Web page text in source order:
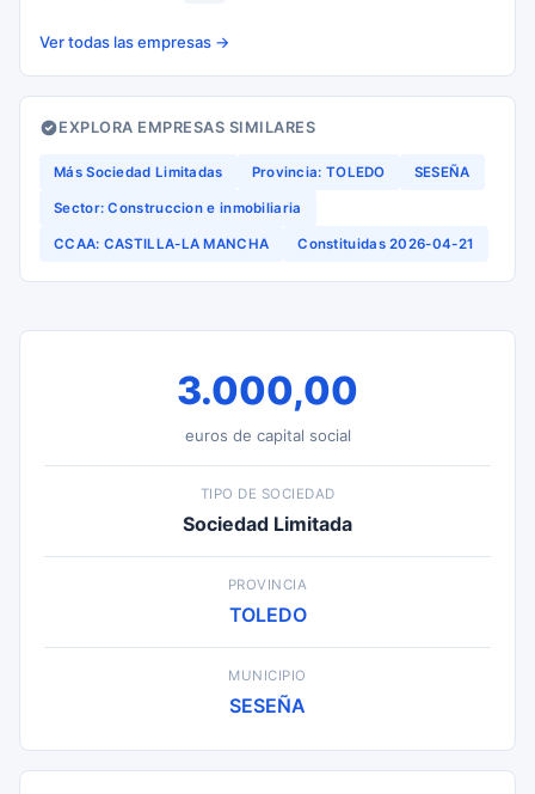
Ver todas las empresas →
EXPLORA EMPRESAS SIMILARES
Más Sociedad Limitadas Provincia: TOLEDO SESEÑA
Sector: Construccion e inmobiliaria
CCAA: CASTILLA-LA MANCHA Constituidas 2026-04-21
3.000,00
euros de capital social
TIPO DE SOCIEDAD
Sociedad Limitada
PROVINCIA
TOLEDO
MUNICIPIO
SESEÑA